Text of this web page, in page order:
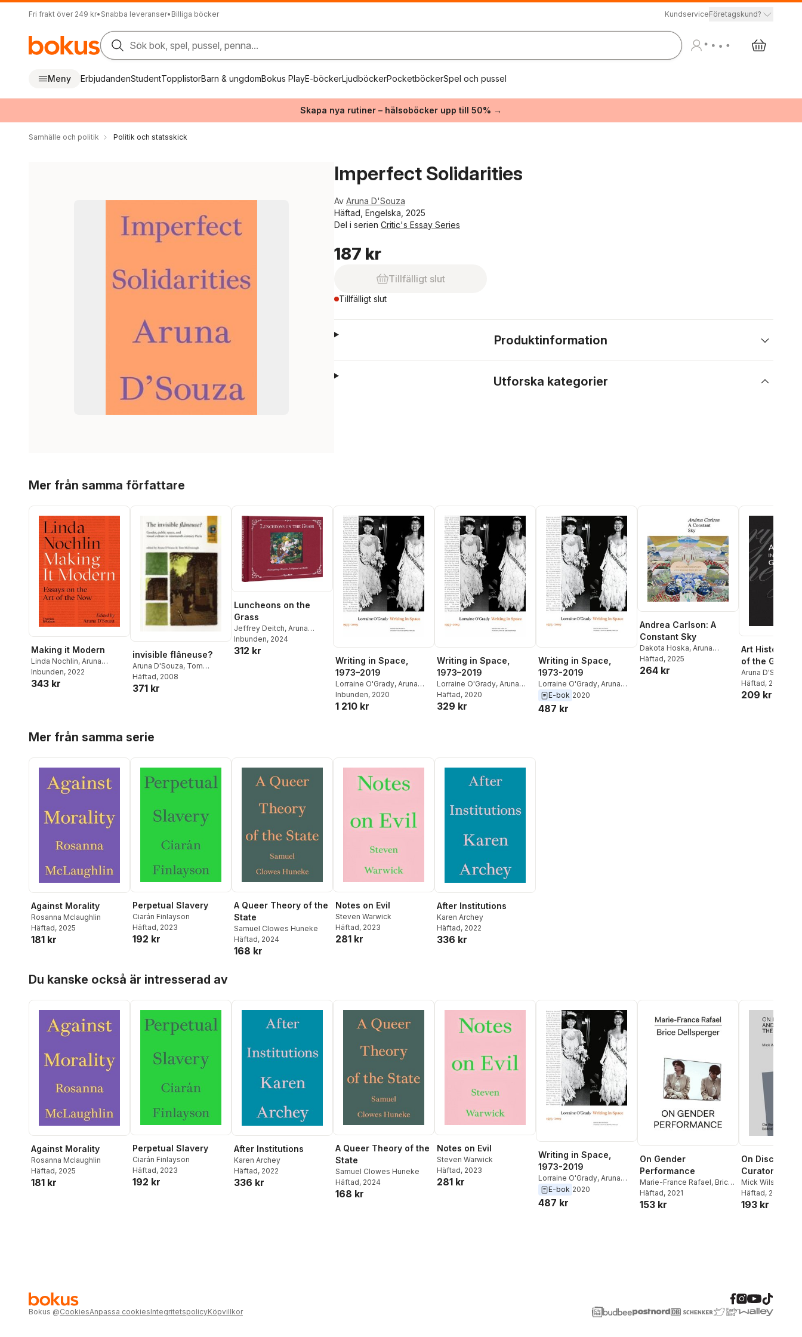
Fri frakt över 249 kr• Snabba leveranser• Billiga böcker KundserviceFöretagskund?
Sök bok, spel, pussel, penna...
Meny ErbjudandenStudentTopplistorBarn & ungdomBokus PlayE-böckerLjudböckerPocketböckerSpel och pussel
Skapa nya rutiner – hälsoböcker upp till 50% →
Samhälle och politik Politik och statsskick
Imperfect Solidarities
Av Aruna D'Souza
Häftad, Engelska, 2025
Del i serien Critic's Essay Series
187 kr
Tillfälligt slut
Tillfälligt slut
Produktinformation
Utforska kategorier
Mer från samma författare
Making it Modern
Linda Nochlin, Aruna
D'Souza
Inbunden, 2022
343 kr
invisible flâneuse?
Aruna D'Souza, Tom
McDonough
Häftad, 2008
371 kr
Luncheons on the
Grass
Jeffrey Deitch, Aruna
D'Souza
Inbunden, 2024
312 kr
Writing in Space,
1973–2019
Lorraine O'Grady, Aruna
D'Souza
Inbunden, 2020
1 210 kr
Writing in Space,
1973–2019
Lorraine O'Grady, Aruna
D'Souza
Häftad, 2020
329 kr
Writing in Space,
1973-2019
Lorraine O'Grady, Aruna
D'Souza
E-bok 2020
487 kr
Andrea Carlson: A
Constant Sky
Dakota Hoska, Aruna
Dsouza ,Dakota Hoska
Häftad, 2025
264 kr
Art History in
of the Global
Aruna D'Souza
Häftad, 2014
209 kr
Mer från samma serie
Against Morality
Rosanna Mclaughlin
Häftad, 2025
181 kr
Perpetual Slavery
Ciarán Finlayson
Häftad, 2023
192 kr
A Queer Theory of the
State
Samuel Clowes Huneke
Häftad, 2024
168 kr
Notes on Evil
Steven Warwick
Häftad, 2023
281 kr
After Institutions
Karen Archey
Häftad, 2022
336 kr
Du kanske också är intresserad av
Against Morality
Rosanna Mclaughlin
Häftad, 2025
181 kr
Perpetual Slavery
Ciarán Finlayson
Häftad, 2023
192 kr
After Institutions
Karen Archey
Häftad, 2022
336 kr
A Queer Theory of the
State
Samuel Clowes Huneke
Häftad, 2024
168 kr
Notes on Evil
Steven Warwick
Häftad, 2023
281 kr
Writing in Space,
1973-2019
Lorraine O'Grady, Aruna
D'Souza
E-bok 2020
487 kr
On Gender
Performance
Marie-France Rafael, Brice
Dellsperger
Häftad, 2021
153 kr
On Discourse
Curatorial
Mick Wilson
Häftad, 2026
193 kr
Bokus @CookiesAnpassa cookiesIntegritetspolicyKöpvillkor